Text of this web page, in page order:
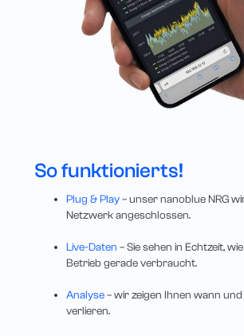
So funktionierts!
Plug & Play– unser nanoblue NRG
Netzwerk angeschlossen.
Live-Daten – Sie sehen in Echtzeit,
Betrieb gerade verbraucht.
Analyse– wir zeigen Ihnen wann und
verlieren.